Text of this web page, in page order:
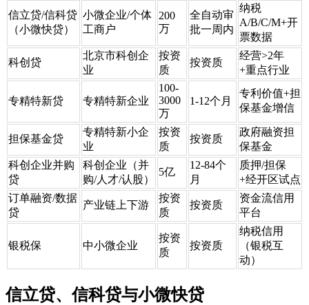
信立贷/信科贷
（小微快贷）
小微企业/个体
工商户
200
万
全自动审
批一周内
纳税
A/B/C/M+开
票数据
科创贷
北京市科创企
业
按资
质
按资质
经营>2年
+重点行业
专精特新贷 专精特新企业
100-
3000
万
1-12个月
专利价值+担
保基金增信
担保基金贷
专精特新小企
业
按资
质
按资质
政府融资担
保基金
科创企业并购
贷
科创企业（并
购/人才/认股）
5亿
12-84个
月
质押/担保
+经开区试点
订单融资/数据
贷
产业链上下游
按资
质
按资质
资金流信用
平台
银税保 中小微企业
按资
质
按资质
纳税信用
（银税互
动）
信立贷、信科贷与小微快贷